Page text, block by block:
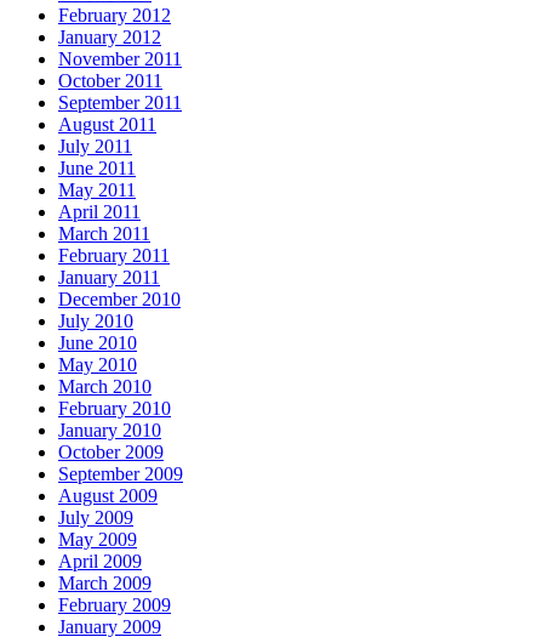
February 2012
January 2012
November 2011
October 2011
September 2011
August 2011
July 2011
June 2011
May 2011
April 2011
March 2011
February 2011
January 2011
December 2010
July 2010
June 2010
May 2010
March 2010
February 2010
January 2010
October 2009
September 2009
August 2009
July 2009
May 2009
April 2009
March 2009
February 2009
January 2009